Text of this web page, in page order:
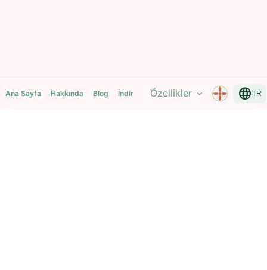
Ana Sayfa Özellikler expand_more
Hakkında Blog İndir languageTR